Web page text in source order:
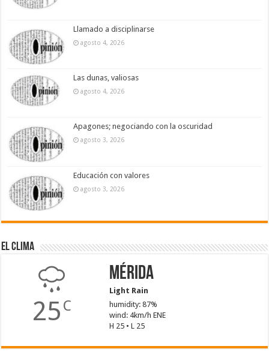
Llamado a disciplinarse
agosto 4, 2026
Las dunas, valiosas
agosto 4, 2026
Apagones; negociando con la oscuridad
agosto 3, 2026
Educación con valores
agosto 3, 2026
El Clima
25 C
Mérida
Light Rain
humidity: 87%
wind: 4km/h ENE
H 25 • L 25